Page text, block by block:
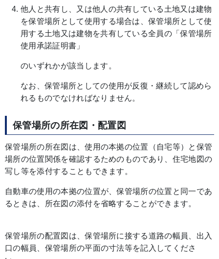
他人と共有し、又は他人の共有している土地又は建物
を保管場所として使用する場合は、保管場所として使
用する土地又は建物を共有している全員の「保管場所
使用承諾証明書」
のいずれかが該当します。
なお、保管場所としての使用が反復・継続して認めら
れるものでなければなりません。
保管場所の所在図・配置図
保管場所の所在図は、使用の本拠の位置（自宅等）と保管
場所の位置関係を確認するためのものであり、住宅地図の
写し等を添付することもできます。
自動車の使用の本拠の位置が、保管場所の位置と同一であ
るときは、所在図の添付を省略することができます。
保管場所の配置図は、保管場所に接する道路の幅員、出入
口の幅員、保管場所の平面の寸法等を記入してくださ